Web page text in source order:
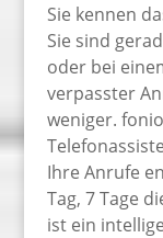
Sie kennen
Sie sind
oder bei
verpasster
weniger.
Ihre Anrufe
Tag, 7 Tage
ist ein